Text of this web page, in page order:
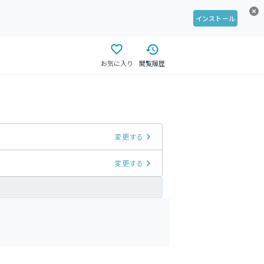
インストール
お気に入り 閲覧履歴
変更する
変更する